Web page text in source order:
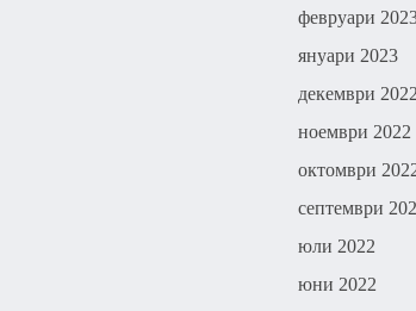
февруари
януари 2023
декември 2022
ноември 2022
октомври
септември
юли 2022
юни 2022